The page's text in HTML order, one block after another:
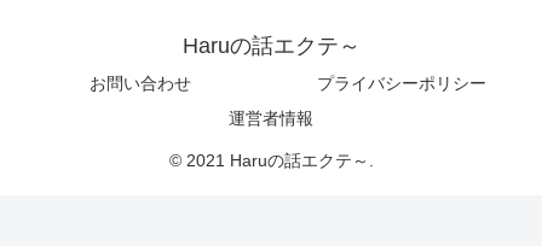
Haruの話エクテ～
お問い合わせ
プライバシーポリシー
運営者情報
© 2021 Haruの話エクテ～.